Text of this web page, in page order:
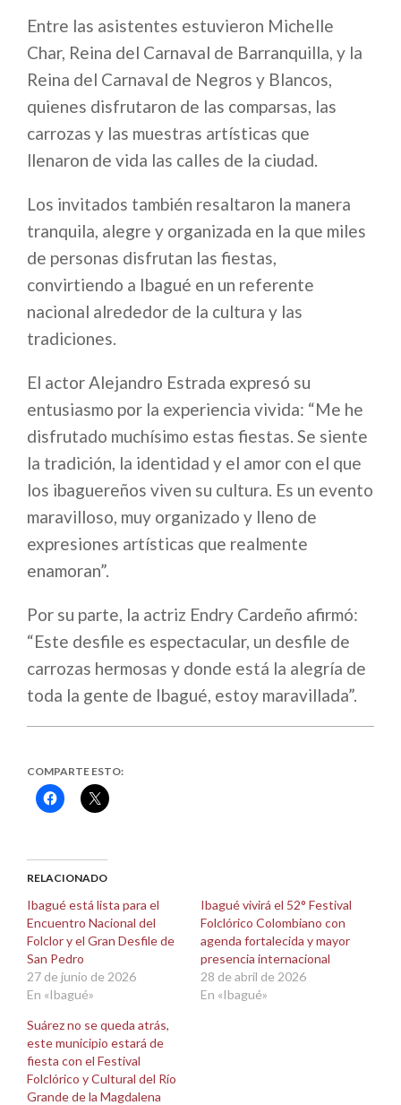
Entre las asistentes estuvieron Michelle
Char, Reina del Carnaval de Barranquilla, y la
Reina del Carnaval de Negros y Blancos,
quienes disfrutaron de las comparsas, las
carrozas y las muestras artísticas que
llenaron de vida las calles de la ciudad.
Los invitados también resaltaron la manera
tranquila, alegre y organizada en la que miles
de personas disfrutan las fiestas,
convirtiendo a Ibagué en un referente
nacional alrededor de la cultura y las
tradiciones.
El actor Alejandro Estrada expresó su
entusiasmo por la experiencia vivida: “Me he
disfrutado muchísimo estas fiestas. Se siente
la tradición, la identidad y el amor con el que
los ibaguereños viven su cultura. Es un evento
maravilloso, muy organizado y lleno de
expresiones artísticas que realmente
enamoran”.
Por su parte, la actriz Endry Cardeño afirmó:
“Este desfile es espectacular, un desfile de
carrozas hermosas y donde está la alegría de
toda la gente de Ibagué, estoy maravillada”.
COMPARTE ESTO:
Haz
clic
(Se
abre
una
ventana
nueva)
Haz
clic
(Se
abre
una
ventana
nueva)
RELACIONADO
Ibagué está lista para el
Encuentro Nacional del
Folclor y el Gran Desfile de
San Pedro
27 de junio de 2026
En «Ibagué»
Ibagué vivirá el 52° Festival
Folclórico Colombiano con
agenda fortalecida y mayor
presencia internacional
28 de abril de 2026
En «Ibagué»
Suárez no se queda atrás,
este municipio estará de
fiesta con el Festival
Folclórico y Cultural del Río
Grande de la Magdalena